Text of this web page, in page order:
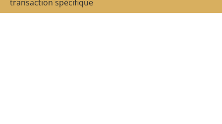
transaction spécifique